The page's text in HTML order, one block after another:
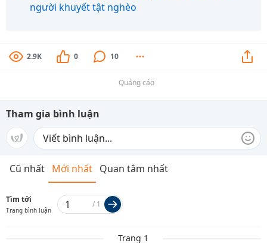
người khuyết tật nghèo
2.9K 0 10
Quảng cáo
Tham gia bình luận
Cũ nhất Mới nhất Quan tâm nhất
Tìm tới
Trang bình luận
/ 1
Trang 1